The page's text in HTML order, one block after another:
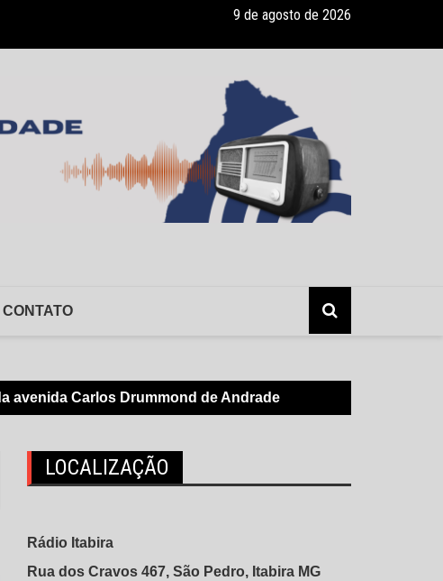
Monlevade recebe pocket-show gratuito “A Bela e a Fera” na 16ª “Diversão
9 de agosto de 2026
CONTATO
avenida Carlos Drummond de Andrade
LOCALIZAÇÃO
Rádio Itabira
Rua dos Cravos 467, São Pedro, Itabira MG